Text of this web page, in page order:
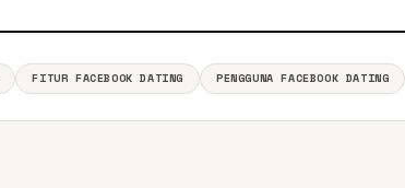
FITUR FACEBOOK DATING PENGGUNA FACEBOOK DATING